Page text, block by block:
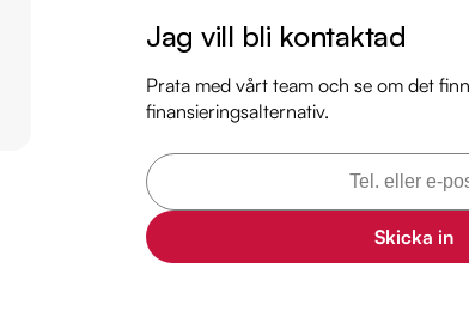
Servicehistorik:
2023-02-13 - 1530 mil
2025-04-14 - 3812 mil
https://www.riddermarkbil.se/kopa-bil/mini/
• Se närbilder och film på bilen
Jag vill bli kontaktad
Prata med vårt team och se om det
finansieringsalternativ.
Skicka in